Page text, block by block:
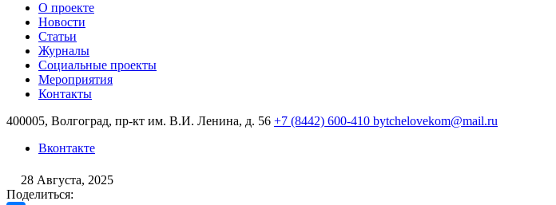
О проекте
Новости
Статьи
Журналы
Социальные проекты
Мероприятия
Контакты
400005, Волгоград, пр-кт им. В.И. Ленина, д. 56 +7 (8442) 600-410 bytchelovekom@mail.ru
Вконтакте
28 Августа, 2025
Поделиться: